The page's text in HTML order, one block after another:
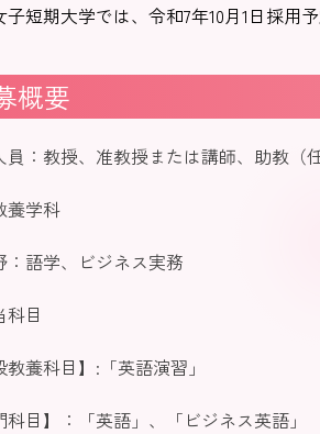
子短期大学では、令和7年10月1日採用
概要
員：教授、准教授または講師、助教（
養学科
：語学、ビジネス実務
科目
養科目】:「英語演習」
目】：「英語」、「ビジネス英語」